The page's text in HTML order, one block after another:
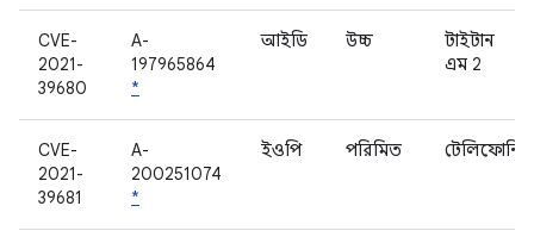
CVE-
2021-
39680
A-
197965864
*
আইডি উচ্চ
টাইটান
এম 2
CVE-
2021-
39681
A-
200251074
*
ইওপি পরিমিত টেলিফোনি